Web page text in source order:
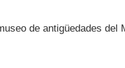
de antigüedades